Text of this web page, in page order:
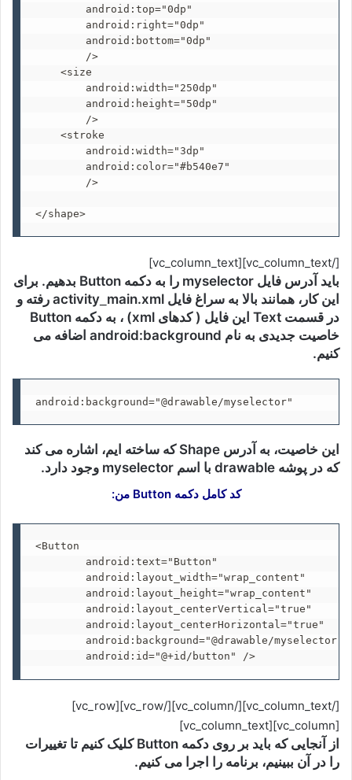
        android:top="0dp"
        android:right="0dp"
        android:bottom="0dp"
        />
    <size
        android:width="250dp"
        android:height="50dp"
        />
    <stroke
        android:width="3dp"
        android:color="#b540e7"
        />
</shape>
[/vc_column_text][vc_column_text]
باید آدرس فایل myselector را به دکمه Button بدهیم. برای
این کار، همانند بالا به سراغ فایل activity
main.xml رفته و
در قسمت Text این فایل ( کدهای xml) ، به دکمه Button
خاصیت جدیدی به نام android:background اضافه می
کنیم.
android:background="@drawable/myselector"
این خاصیت، به آدرس Shape که ساخته ایم، اشاره می کند
که در پوشه drawable با اسم myselector وجود دارد.
کد کامل دکمه Button من:
<Button
        android:text="Button"
        android:layout_width="wrap_content"
        android:layout_height="wrap_content"
        android:layout_centerVertical="true"
        android:layout_centerHorizontal="true"
        android:background="@drawable/myselector"
        android:id="@+id/button" />
[/vc_column_text][/vc_column][/vc_row][vc_row]
[vc_column][vc_column_text]
از آنجایی که باید بر روی دکمه Button کلیک کنیم تا تغییرات
را در آن ببینیم، برنامه را اجرا می کنیم.